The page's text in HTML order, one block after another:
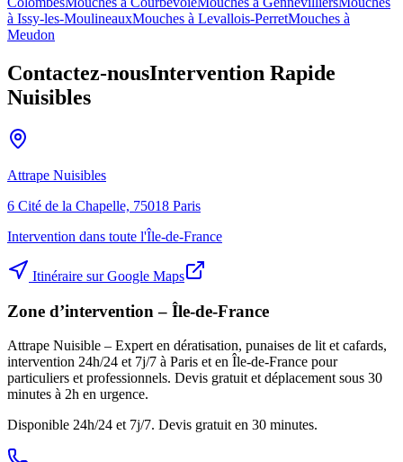
à Issy-les-MoulineauxMouches à Levallois-PerretMouches à
Meudon
Contactez-nousIntervention Rapide
Nuisibles
Attrape Nuisibles
6 Cité de la Chapelle, 75018 Paris
Intervention dans toute l'Île-de-France
Itinéraire sur Google Maps
Zone d’intervention – Île-de-France
Attrape Nuisible – Expert en dératisation, punaises de lit et cafards,
intervention 24h/24 et 7j/7 à Paris et en Île-de-France pour
particuliers et professionnels. Devis gratuit et déplacement sous 30
minutes à 2h en urgence.
Disponible 24h/24 et 7j/7. Devis gratuit en 30 minutes.